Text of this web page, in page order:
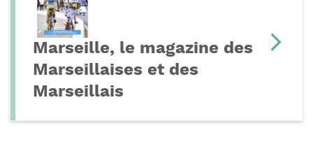
Marseille, le magazine des
Marseillaises et des
Marseillais